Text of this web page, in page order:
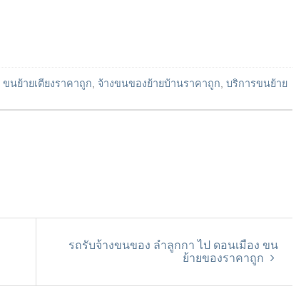
ขนย้ายเตียงราคาถูก จ้างขนของย้ายบ้านราคาถูก บริการขนย้าย
รถรับจ้างขนของ ลำลูกกา ไป ดอนเมือง ขน
ย้ายของราคาถูก